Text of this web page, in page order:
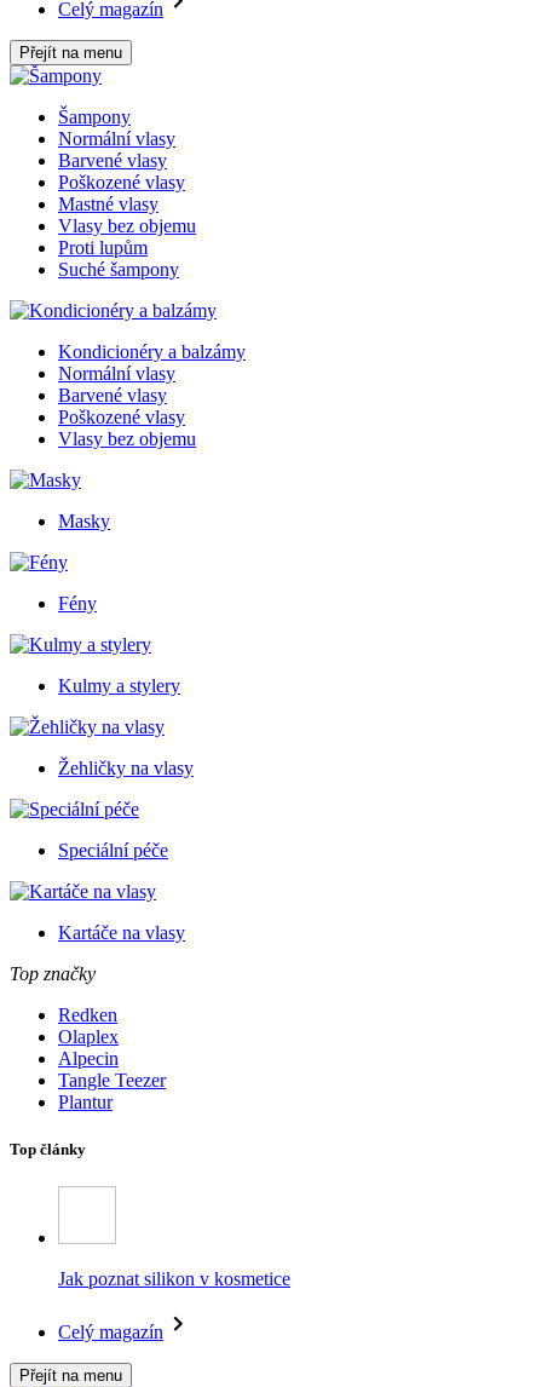
Celý magazín
Přejít na menu
Šampony
Normální vlasy
Barvené vlasy
Poškozené vlasy
Mastné vlasy
Vlasy bez objemu
Proti lupům
Suché šampony
Kondicionéry a balzámy
Normální vlasy
Barvené vlasy
Poškozené vlasy
Vlasy bez objemu
Masky
Fény
Kulmy a stylery
Žehličky na vlasy
Speciální péče
Kartáče na vlasy
Top značky
Redken
Olaplex
Alpecin
Tangle Teezer
Plantur
Top články
Jak poznat silikon v kosmetice
Celý magazín
Přejít na menu